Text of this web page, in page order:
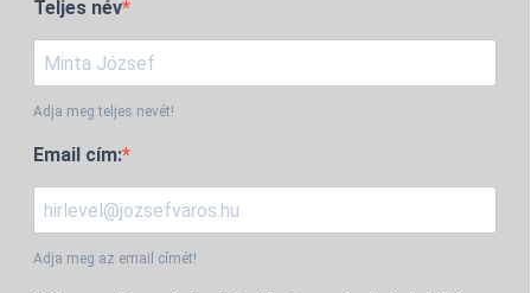
Teljes név
Adja meg teljes nevét!
Email cím:
Adja meg az email címét!